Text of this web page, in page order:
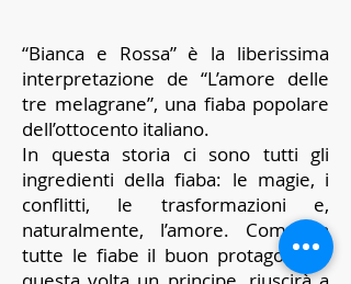
“Bianca e Rossa” è la liberissima
interpretazione de “L’amore delle
tre melagrane”, una fiaba popolare
dell’ottocento italiano.
In questa storia ci sono tutti gli
ingredienti della fiaba: le magie, i
conflitti, le trasformazioni e,
naturalmente, l’amore. Come in
tutte le fiabe il buon protagonista,